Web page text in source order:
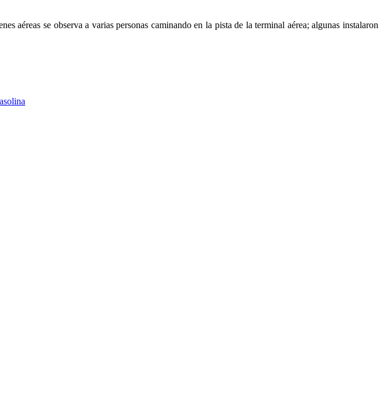
aéreas se observa a varias personas caminando en la pista de la terminal aérea; algunas instalaron